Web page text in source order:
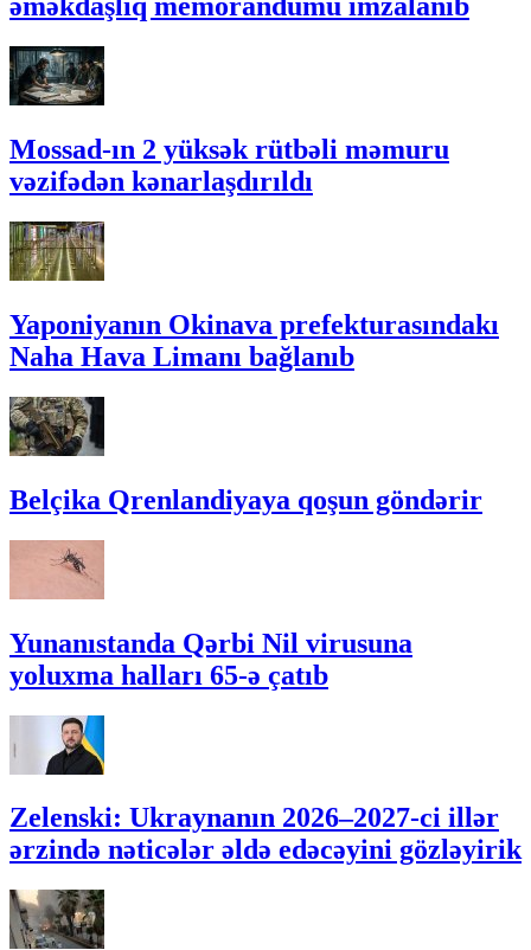
əməkdaşlıq memorandumu imzalanıb
Mossad-ın 2 yüksək rütbəli məmuru
vəzifədən kənarlaşdırıldı
Yaponiyanın Okinava prefekturasındakı
Naha Hava Limanı bağlanıb
Belçika Qrenlandiyaya qoşun göndərir
Yunanıstanda Qərbi Nil virusuna
yoluxma halları 65-ə çatıb
Zelenski: Ukraynanın 2026–2027-ci illər
ərzində nəticələr əldə edəcəyini gözləyirik